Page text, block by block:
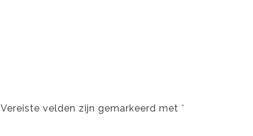
Vereiste velden zijn gemarkeerd met *